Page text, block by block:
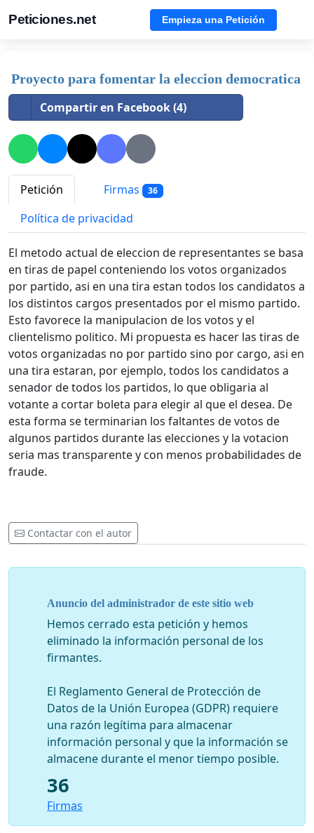
Peticiones.net Empieza una Petición
Proyecto para fomentar la eleccion democratica
Compartir en Facebook (4)
Petición Firmas 36
Política de privacidad
El metodo actual de eleccion de representantes se basa
en tiras de papel conteniendo los votos organizados
por partido, asi en una tira estan todos los candidatos a
los distintos cargos presentados por el mismo partido.
Esto favorece la manipulacion de los votos y el
clientelismo politico. Mi propuesta es hacer las tiras de
votos organizadas no por partido sino por cargo, asi en
una tira estaran, por ejemplo, todos los candidatos a
senador de todos los partidos, lo que obligaria al
votante a cortar boleta para elegir al que el desea. De
esta forma se terminarian los faltantes de votos de
algunos partidos durante las elecciones y la votacion
seria mas transparente y con menos probabilidades de
fraude.
Contactar con el autor
Anuncio del administrador de este sitio web
Hemos cerrado esta petición y hemos
eliminado la información personal de los
firmantes.
El Reglamento General de Protección de
Datos de la Unión Europea (GDPR) requiere
una razón legítima para almacenar
información personal y que la información se
almacene durante el menor tiempo posible.
36
Firmas